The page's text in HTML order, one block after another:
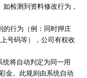
检测到资料修改行为，
的行为（例：同时押庄
号码等），公司有权收
将自动判定为同一用
金。此规则由系统自动